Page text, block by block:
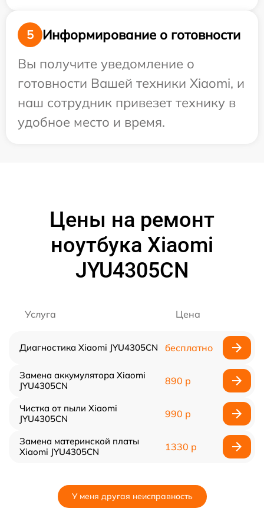
5
Информирование о готовности
Вы получите уведомление о
готовности Вашей техники Xiaomi, и
наш сотрудник привезет технику в
удобное место и время.
Цены на ремонт
ноутбука Xiaomi
JYU4305CN
Услуга Цена
Диагностика Xiaomi JYU4305CN бесплатно
Замена аккумулятора Xiaomi
JYU4305CN
890 р
Чистка от пыли Xiaomi
JYU4305CN
990 р
Замена материнской платы
Xiaomi JYU4305CN
1330 р
У меня другая неисправность